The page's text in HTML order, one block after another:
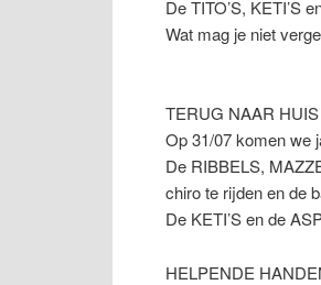
De TITO’S, KETI’S
Wat mag je niet
TERUG NAAR HUIS
Op 31/07 komen we
De RIBBELS,
chiro te rijden en de
De KETI’S en de
HELPENDE